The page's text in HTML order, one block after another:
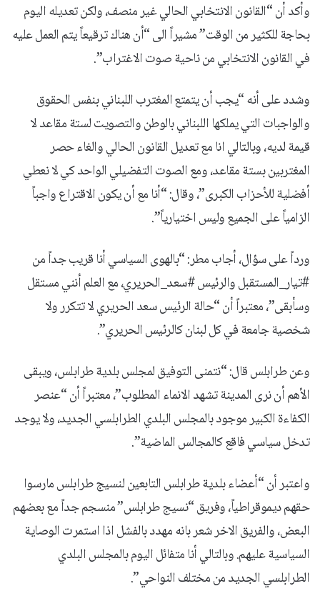
وأكد أن “القانون الانتخابي الحالي غير منصف، ولكن تعديله اليوم
بحاجة للكثير من الوقت” مشيراً الى “أن هناك ترقيعاً يتم العمل عليه
في القانون الانتخابي من ناحية صوت الاغتراب”.‏
وشدد على أنه “يجب أن يتمتع ⁧المغترب‬⁩ اللبناني بنفس الحقوق
والواجبات التي يملكها اللبناني بالوطن والتصويت لستة مقاعد لا
قيمة لديه، وبالتالي انا مع تعديل القانون الحالي والغاء حصر
المغتربين بستة مقاعد، ومع الصوت التفضيلي الواحد كي لا نعطي
أفضلية للأحزاب الكبرى”، ‏وقال: “أنا مع أن يكون الاقتراع واجباً
الزامياً على الجميع وليس اختيارياً”.
‏ورداً على سؤال، أجاب مطر: “بالهوى السياسي أنا قريب جداً من
⁧‫#تيار_المستقبل‬⁩ والرئيس ⁧‫#سعد_الحريري‬⁩، مع العلم أنني مستقل
وسأبقى”، معتبراً أن “حالة الرئيس سعد الحريري لا تتكرر ولا
شخصية جامعة في كل لبنان كالرئيس ⁧الحريري‬⁩”.
‏وعن طرابلس قال: “نتمنى التوفيق لمجلس بلدية طرابلس، ويبقى
الأهم أن نرى المدينة تشهد الانماء المطلوب”، معتبراً أن “عنصر
الكفاءة الكبير موجود بالمجلس البلدي الطرابلسي الجديد، ولا يوجد
تدخل سياسي فاقع كالمجالس الماضية”.
‏واعتبر أن “أعضاء بلدية طرابلس‬⁩ التابعين لنسيج طرابلس مارسوا
حقهم ديموقراطياً، وفريق “نسيج طرابلس”‬⁩ منسجم جداً مع بعضهم
البعض، والفريق الاخر شعر بانه مهدد بالفشل اذا استمرت الوصاية
السياسية عليهم. وبالتالي أنا متفائل اليوم بالمجلس البلدي
الطرابلسي الجديد من مختلف النواحي”.